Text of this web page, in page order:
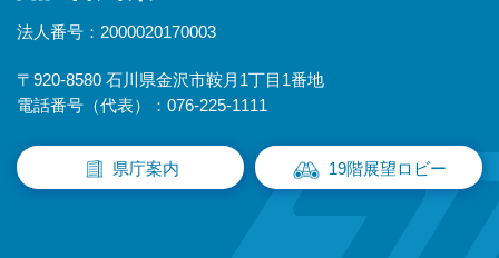
法人番号：2000020170003
〒920-8580 石川県金沢市鞍月1丁目1番地
電話番号（代表）：076-225-1111
県庁案内 19階展望ロビー